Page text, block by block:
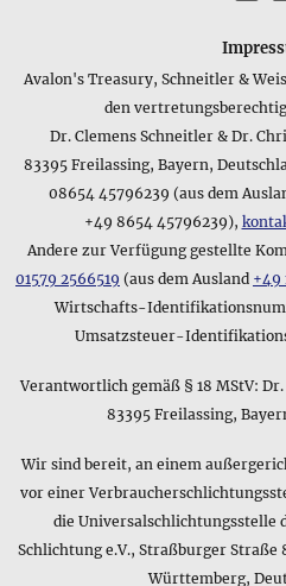
Wie lautet die Materialangabe
Kristall • Collier?
Das Produkt Bögen aus Kristall •
folgenden Material: Schwarze
aus feuerpoliertem Glas
Macht der Hersteller Angaben
Produkts Bögen aus Kristall •
Selbstverständlich machen wir
Angaben zum Lieferumfang des
Collier - diese lauten im Detail:
attraktiven Schmuckbeutel
Produkts Bögen aus Kristall •
Für einen schnellen Überblick
Kurzfassung an: mit
weitere Details interessieren,
dieser Produktseite mehr
Größe oder das verwendete
Avalon's Treasury, Schneitler &
den
Dr. Clemens Schneitler & Dr.
83395 Freilassing, Bayern,
08654 45796239 (aus dem
+49 8654 45796239),
Andere zur Verfügung gestellte
01579 2566519 (aus dem Ausland +49
Wirtschafts-
Umsatzsteuer-
Verantwortlich gemäß § 18 MStV:
83395 Freilassing,
Wir sind bereit, an einem
vor einer
die Universalschlichtungsstelle
Schlichtung e.V., Straßburger Straße
Württemberg,